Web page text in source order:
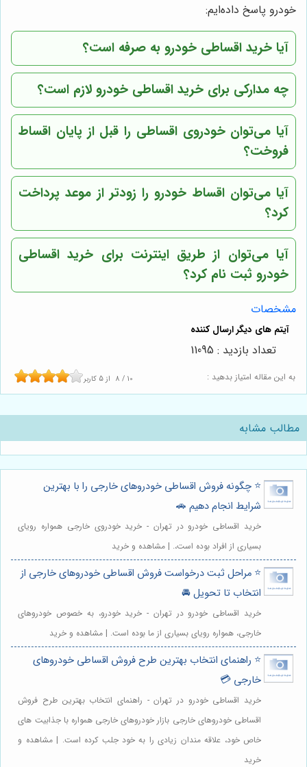
خودرو پاسخ داده‌ایم:
آیا خرید اقساطی خودرو به صرفه است؟
چه مدارکی برای خرید اقساطی خودرو لازم است؟
آیا می‌توان خودروی اقساطی را قبل از پایان اقساط
فروخت؟
آیا می‌توان اقساط خودرو را زودتر از موعد پرداخت
کرد؟
آیا می‌توان از طریق اینترنت برای خرید اقساطی
خودرو ثبت نام کرد؟
مشخصات
به این مقاله امتیاز بدهید : 8 / 10 از 5 کاربر
تعداد بازدید : 11095
مطالب مشابه
⭐️ چگونه فروش اقساطی خودروهای خارجی را با بهترین
شرایط انجام دهیم 🚗
خرید اقساطی خودرو در تهران - خرید خودروی خارجی همواره رویای
بسیاری از افراد بوده است،. | مشاهده و خرید
⭐️ مراحل ثبت درخواست فروش اقساطی خودروهای خارجی از
انتخاب تا تحویل 🚘
خرید اقساطی خودرو در تهران - خرید خودرو، به خصوص خودروهای
خارجی، همواره رویای بسیاری از ما بوده است. | مشاهده و خرید
⭐️ راهنمای انتخاب بهترین طرح فروش اقساطی خودروهای
خارجی 💳
خرید اقساطی خودرو در تهران - راهنمای انتخاب بهترین طرح فروش
اقساطی خودروهای خارجی بازار خودروهای خارجی همواره با جذابیت های
خاص خود، علاقه مندان زیادی را به خود جلب کرده است. | مشاهده و
خرید